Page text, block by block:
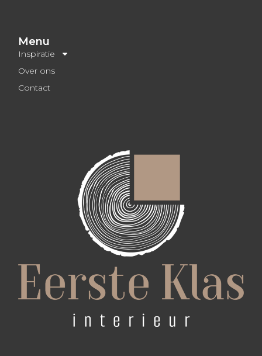
Menu
Inspiratie
Over ons
Contact